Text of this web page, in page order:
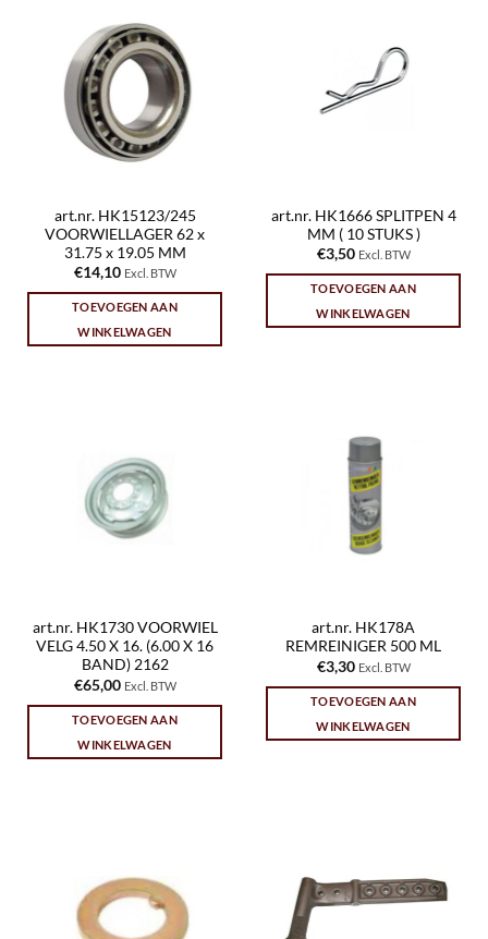
art.nr. HK15123/245
VOORWIELLAGER 62 x
31.75 x 19.05 MM
€14,10 Excl. BTW
TOEVOEGEN AAN
WINKELWAGEN
art.nr. HK1666 SPLITPEN 4
MM ( 10 STUKS )
€3,50 Excl. BTW
TOEVOEGEN AAN
WINKELWAGEN
art.nr. HK1730 VOORWIEL
VELG 4.50 X 16. (6.00 X 16
BAND) 2162
€65,00 Excl. BTW
TOEVOEGEN AAN
WINKELWAGEN
art.nr. HK178A
REMREINIGER 500 ML
€3,30 Excl. BTW
TOEVOEGEN AAN
WINKELWAGEN